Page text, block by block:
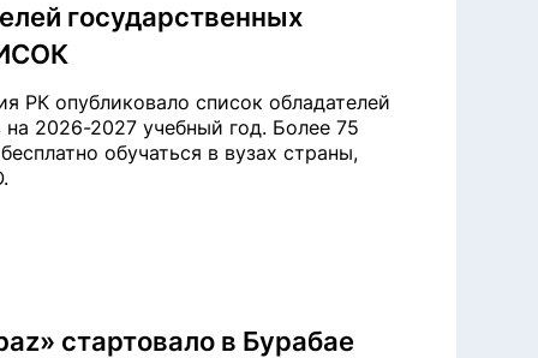
государственных
РК опубликовало список обладателей
на 2026-2027 учебный год. Более 75
обучаться в вузах страны,
стартовало в Бурабае